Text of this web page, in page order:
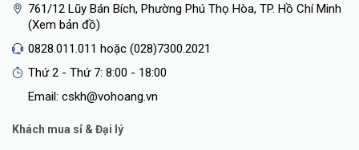
761/12 Lũy Bán Bích, Phường Phú Thọ Hòa, TP. Hồ Chí Minh
(Xem bản đồ)
0828.011.011 hoặc (028)7300.2021
Thứ 2 - Thứ 7: 8:00 - 18:00
Email: cskh@vohoang.vn
Khách mua sỉ & Đại lý